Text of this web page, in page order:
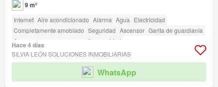
9 m²
Internet Aire acondicionado Alarma Agua Electricidad
Completamente amoblado Seguridad Ascensor Garita de guardianía
Acceso para personas con discapacidad
Hace 4 días
SILVIA LEÓN SOLUCIONES INMOBILIARIAS
WhatsApp